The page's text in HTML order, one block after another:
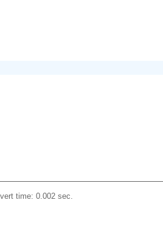
time: 0.002 sec.